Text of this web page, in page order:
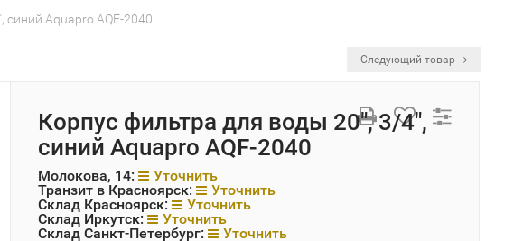
Aquapro AQF-2040
Следующий товар
Корпус фильтра для воды 20", 3/4",
синий Aquapro AQF-2040
Молокова, 14:
Уточнить
Транзит в Красноярск:
Уточнить
Склад Красноярск:
Уточнить
Склад Иркутск:
Уточнить
Склад Санкт-Петербург:
Уточнить